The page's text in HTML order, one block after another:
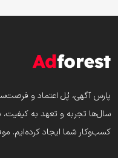
پارس‌ آگهی، پُل اعتماد و
سال‌ها تجربه و تعهد به
کسب‌وکار شما ایجاد کرده‌ایم.